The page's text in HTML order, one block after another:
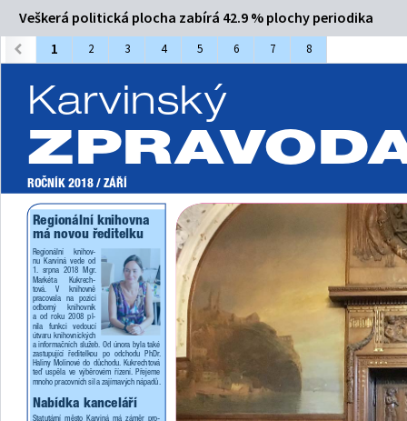
Veškerá politická plocha zabírá 42.9 % plochy periodika
1
2 3 4 5 6 7 8